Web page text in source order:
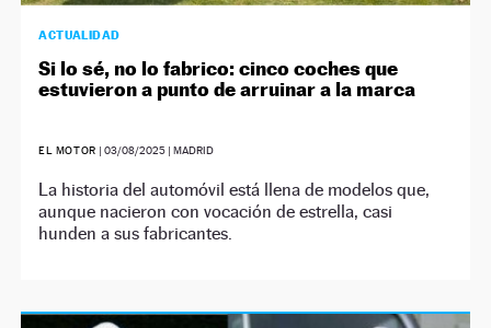
ACTUALIDAD
Si lo sé, no lo fabrico: cinco coches que
estuvieron a punto de arruinar a la marca
EL MOTOR |03/08/2025 | MADRID
La historia del automóvil está llena de modelos que,
aunque nacieron con vocación de estrella, casi
hunden a sus fabricantes.